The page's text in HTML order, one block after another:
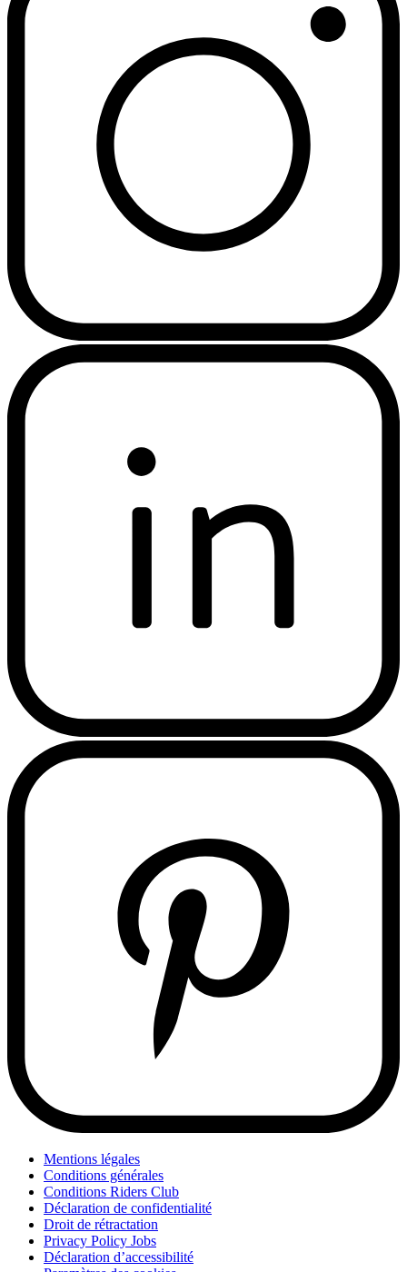
Mentions légales
Conditions générales
Conditions Riders Club
Déclaration de confidentialité
Droit de rétractation
Privacy Policy Jobs
Déclaration d’accessibilité